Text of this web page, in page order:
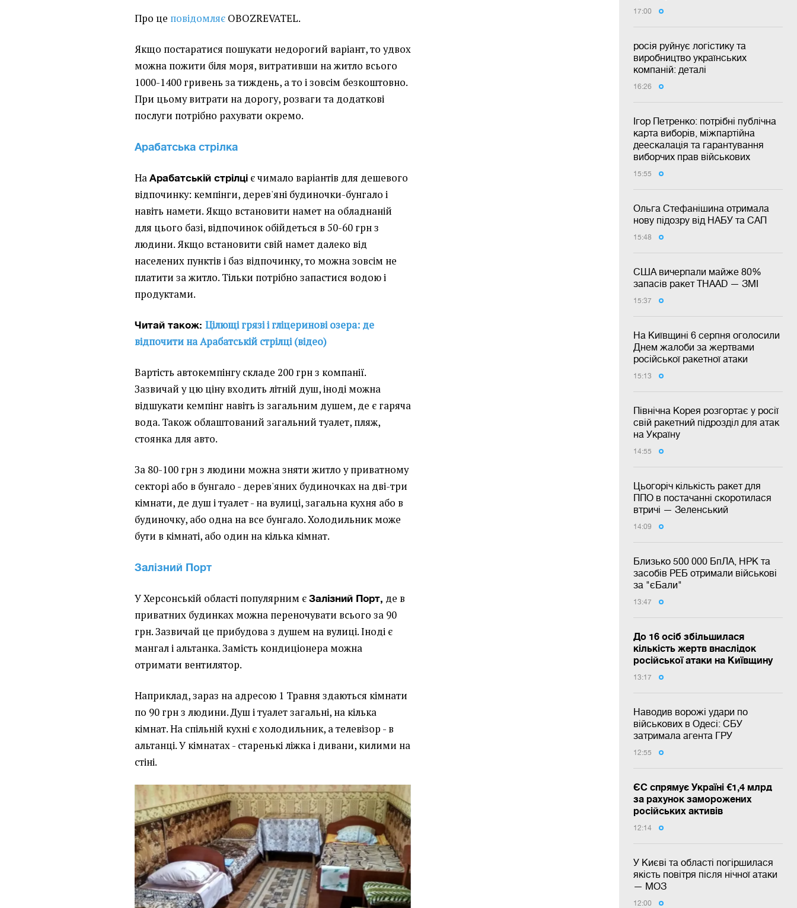
17:00
росія руйнує логістику та
виробництво українських
компаній: деталі
16:26
Ігор Петренко: потрібні публічна
карта виборів, міжпартійна
деескалація та гарантування
виборчих прав військових
15:55
Ольга Стефанішина отримала
нову підозру від НАБУ та САП
15:48
США вичерпали майже 80%
запасів ракет THAAD — ЗМІ
15:37
На Київщині 6 серпня оголосили
Днем жалоби за жертвами
російської ракетної атаки
15:13
Північна Корея розгортає у росії
свій ракетний підрозділ для атак
на Україну
14:55
Цьогоріч кількість ракет для
ППО в постачанні скоротилася
втричі — Зеленський
14:09
Близько 500 000 БпЛА, НРК та
засобів РЕБ отримали військові
за "єБали"
13:47
До 16 осіб збільшилася
кількість жертв внаслідок
російської атаки на Київщину
13:17
Наводив ворожі удари по
військових в Одесі: СБУ
затримала агента ГРУ
12:55
ЄС спрямує Україні €1,4 млрд
за рахунок заморожених
російських активів
12:14
У Києві та області погіршилася
якість повітря після нічної атаки
— МОЗ
12:00
Про це повідомляє OBOZREVATEL.
Якщо постаратися пошукати недорогий варіант, то удвох
можна пожити біля моря, витративши на житло всього
1000-1400 гривень за тиждень, а то і зовсім безкоштовно.
При цьому витрати на дорогу, розваги та додаткові
послуги потрібно рахувати окремо.
Арабатська стрілка
НаАрабатській стрілці є чимало варіантів для дешевого
відпочинку: кемпінги, дерев'яні будиночки-бунгало і
навіть намети. Якщо встановити намет на обладнаній
для цього базі, відпочинок обійдеться в 50-60 грн з
людини. Якщо встановити свій намет далеко від
населених пунктів і баз відпочинку, то можна зовсім не
платити за житло. Тільки потрібно запастися водою і
продуктами.
Читай також:Цілющі грязі і гліцеринові озера: де
відпочити на Арабатській стрілці (відео)
Вартість автокемпінгу складе 200 грн з компанії.
Зазвичай у цю ціну входить літній душ, іноді можна
відшукати кемпінг навіть із загальним душем, де є гаряча
вода. Також облаштований загальний туалет, пляж,
стоянка для авто.
За 80-100 грн з людини можна зняти житло у приватному
секторі або в бунгало - дерев'яних будиночках на дві-три
кімнати, де душ і туалет - на вулиці, загальна кухня або в
будиночку, або одна на все бунгало. Холодильник може
бути в кімнаті, або один на кілька кімнат.
Залізний Порт
У Херсонській області популярним єЗалізний Порт, де в
приватних будинках можна переночувати всього за 90
грн. Зазвичай це прибудова з душем на вулиці. Іноді є
мангал і альтанка. Замість кондиціонера можна
отримати вентилятор.
Наприклад, зараз на адресою 1 Травня здаються кімнати
по 90 грн з людини. Душ і туалет загальні, на кілька
кімнат. На спільній кухні є холодильник, а телевізор - в
альтанці. У кімнатах - старенькі ліжка і дивани, килими на
стіні.